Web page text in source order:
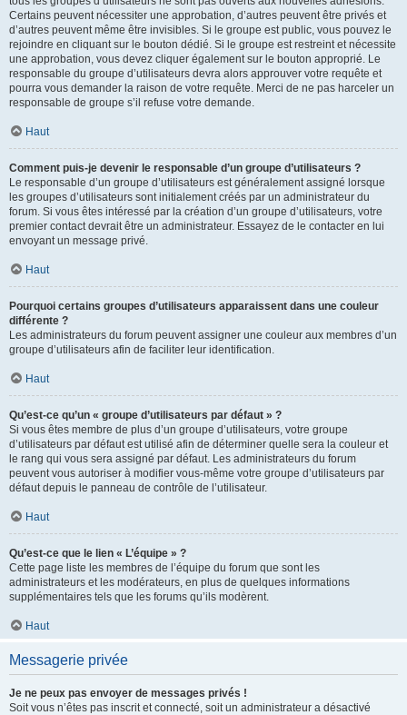
Certains peuvent nécessiter une approbation, d’autres peuvent être privés et
d’autres peuvent même être invisibles. Si le groupe est public, vous pouvez le
rejoindre en cliquant sur le bouton dédié. Si le groupe est restreint et nécessite
une approbation, vous devez cliquer également sur le bouton approprié. Le
responsable du groupe d’utilisateurs devra alors approuver votre requête et
pourra vous demander la raison de votre requête. Merci de ne pas harceler un
responsable de groupe s’il refuse votre demande.
Haut
Comment puis-je devenir le responsable d’un groupe d’utilisateurs ?
Le responsable d’un groupe d’utilisateurs est généralement assigné lorsque
les groupes d’utilisateurs sont initialement créés par un administrateur du
forum. Si vous êtes intéressé par la création d’un groupe d’utilisateurs, votre
premier contact devrait être un administrateur. Essayez de le contacter en lui
envoyant un message privé.
Haut
Pourquoi certains groupes d’utilisateurs apparaissent dans une couleur
différente ?
Les administrateurs du forum peuvent assigner une couleur aux membres d’un
groupe d’utilisateurs afin de faciliter leur identification.
Haut
Qu’est-ce qu’un « groupe d’utilisateurs par défaut » ?
Si vous êtes membre de plus d’un groupe d’utilisateurs, votre groupe
d’utilisateurs par défaut est utilisé afin de déterminer quelle sera la couleur et
le rang qui vous sera assigné par défaut. Les administrateurs du forum
peuvent vous autoriser à modifier vous-même votre groupe d’utilisateurs par
défaut depuis le panneau de contrôle de l’utilisateur.
Haut
Qu’est-ce que le lien « L’équipe » ?
Cette page liste les membres de l’équipe du forum que sont les
administrateurs et les modérateurs, en plus de quelques informations
supplémentaires tels que les forums qu’ils modèrent.
Haut
Messagerie privée
Je ne peux pas envoyer de messages privés !
Soit vous n’êtes pas inscrit et connecté, soit un administrateur a désactivé